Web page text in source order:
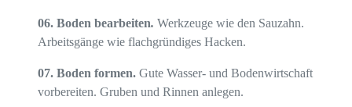
06. Boden bearbeiten. Werkzeuge wie den Sauzahn.
Arbeitsgänge wie flachgründiges Hacken.
07. Boden formen. Gute Wasser- und Bodenwirtschaft
vorbereiten. Gruben und Rinnen anlegen.